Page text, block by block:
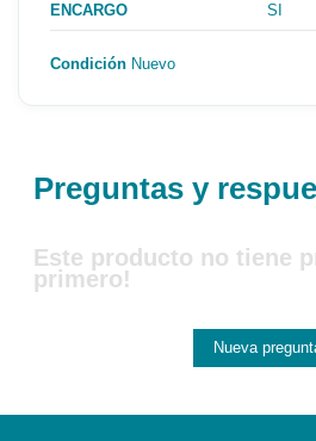
ENCARGO SI
Condición Nuevo
Preguntas y
Este producto no tiene
primero!
Nueva